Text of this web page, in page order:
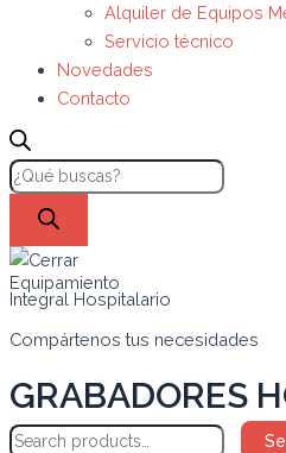
Alquiler de Equipos
Servicio técnico
Novedades
Contacto
Equipamiento
Integral Hospitalario
Compártenos tus necesidades
GRABADORES